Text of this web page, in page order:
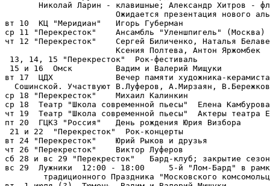
Николай Ларин - клавишные; Александр Хитров -
Ожидается презентация нового
вт 10  КЦ "Меридиан"   Игорь Губерман
ср 11 "Перекресток"    Ансамбль "Уленшпигель" (Москва)
чт 12 "Перекресток"    Сергей Биличенко, Наталья
                       Ксения Полтева, Антон Яржомбек
13, 14, 15 "Перекресток"  Рок-фестиваль
15 и 16  Омск         Вадим и Валерий Мищуки
вт 17  ЦДХ             Вечер памяти художника-керамиста
Сошинской. Участвуют В.Луферов, А.Мирзаян,
ср 18 "Перекресток"    Михаил Калинкин
ср 18  Театр "Школа современной пьесы"  Елена Камбурова
чт 19  Театр "Школа современной пьесы"  Актеры театра
пт 20  ГЦКЗ "Россия"   День рождения Юрия Визбора
21 и 22  "Перекресток"  Рок-концерты
вт 24 "Перекресток"    Юрий Рыков и друзья
чт 26 "Перекресток"    Виктор Луферов
сб 28 и вс 29 "Перекресток"   Бард-клуб; закрытие
вс 29  Лужники  12:00 - 18:00     5-й "Лом-Бард" в
традиционного Праздника "Московского